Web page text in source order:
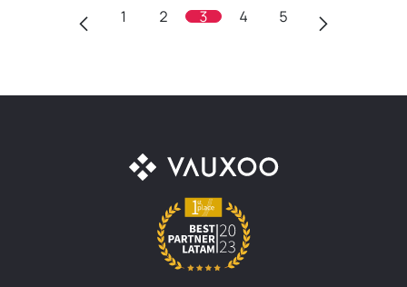
1 2 3 4 5